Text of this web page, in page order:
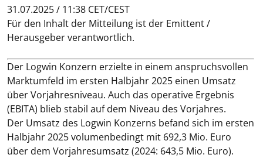
31.07.2025 / 11:38 CET/CEST
Für den Inhalt der Mitteilung ist der Emittent /
Herausgeber verantwortlich.
Der Logwin Konzern erzielte in einem anspruchsvollen
Marktumfeld im ersten Halbjahr 2025 einen Umsatz
über Vorjahresniveau. Auch das operative Ergebnis
(EBITA) blieb stabil auf dem Niveau des Vorjahres.
Der Umsatz des Logwin Konzerns befand sich im ersten
Halbjahr 2025 volumenbedingt mit 692,3 Mio. Euro
über dem Vorjahresumsatz (2024: 643,5 Mio. Euro).